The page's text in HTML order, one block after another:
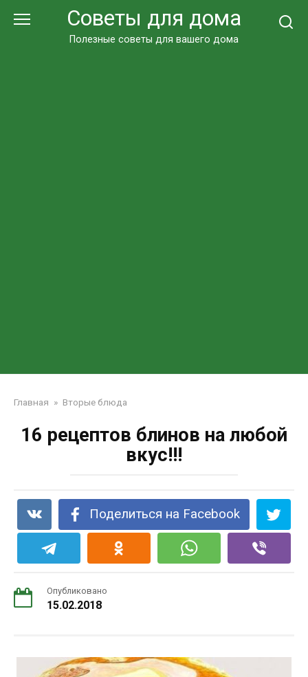
Советы для дома
Полезные советы для вашего дома
Главная » Вторые блюда
16 рецептов блинов на любой
вкус!!!
Поделиться на Facebook
Опубликовано
15.02.2018